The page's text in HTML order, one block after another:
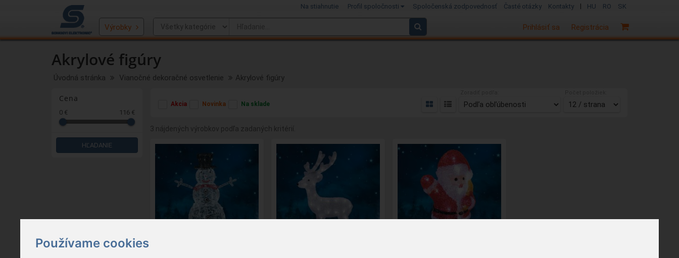
Používame cookies
Na stiahnutie Profil spoločnosti Spoločenská zodpovednosť Časté otázky Kontakty | HU RO SK
Registrácia
Prihlásiť sa
Výrobky
Akrylové figúry
Úvodná stránka Vianočné dekoračné osvetlenie Akrylové figúry
Cena
0 € 116 €
HĽADANIE
Akcia Novinka Na sklade
3 nájdených výrobkov podľa zadaných kritérií.